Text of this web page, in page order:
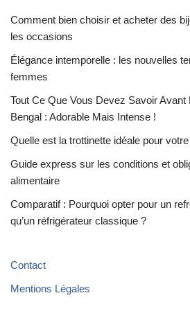
Comment bien choisir et acheter des
les occasions
Élégance intemporelle : les nouvelles
femmes
Tout Ce Que Vous Devez Savoir Avant
Bengal : Adorable Mais Intense !
Quelle est la trottinette idéale pour
Guide express sur les conditions et
alimentaire
Comparatif : Pourquoi opter pour un
qu’un réfrigérateur classique ?
Contact
Mentions Légales